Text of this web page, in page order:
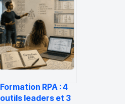
Formation RPA : 4
outils leaders et 3